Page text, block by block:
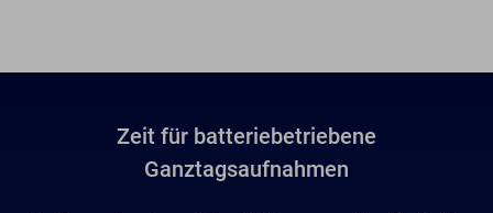
Zeit für batteriebetriebene
Ganztagsaufnahmen